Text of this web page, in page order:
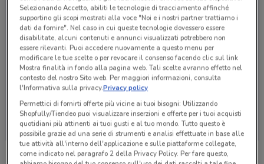
Ci dispiace, al momento non abbiamo pubblicato
volantini nella tua zona. Riprova più tardi.
Selezionando Accetto, abiliti le tecnologie di tracciamento affinché
supportino gli scopi mostrati alla voce "Noi e i nostri partner trattiamo i
dati da fornire". Nel caso in cui queste tecnologie dovessero essere
disabilitate, alcuni contenuti e annunci visualizzati potrebbero non
essere rilevanti. Puoi accedere nuovamente a questo menu per
modificare le tue scelte o per revocare il consenso facendo clic sul link
Mostra finalità in fondo alla pagina web. Tali scelte avranno effetto nel
contesto del nostro Sito web. Per maggiori informazioni, consulta
l'Informativa sulla privacy.Privacy policy
Permettici di fornirti offerte più vicine ai tuoi bisogni: Utilizzando
Shopfully/Tiendeo puoi visualizzare inserzioni e offerte per i tuoi acquisti
quotidiani più attinenti ai tuoi gusti e al tuo mondo. Tutto questo è
possibile grazie ad una serie di strumenti e analisi effettuate in base alle
tue attività all'interno dell'applicazione e sulle piattaforme collegate,
come indicato nel paragrafo 2 della Privacy Policy. Per fare questo,